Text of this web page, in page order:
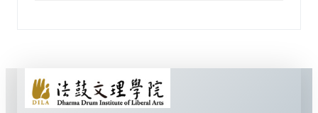
芬
法鼓文理學院秘
書室主任秘書
郭
蕭
麗
法鼓文理學院秘
書室主任秘書
法鼓文理學院內部稽核實施細則
1.稽核計畫
113學年度內部稽核計畫